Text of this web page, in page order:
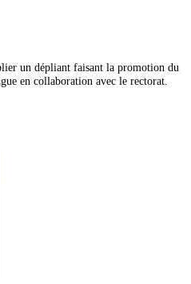
un dépliant faisant la promotion du
en collaboration avec le rectorat.